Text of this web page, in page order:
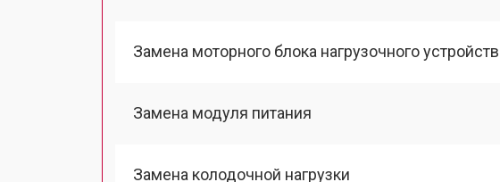
Замена моторного блока нагрузочного
Замена модуля питания
Замена колодочной нагрузки